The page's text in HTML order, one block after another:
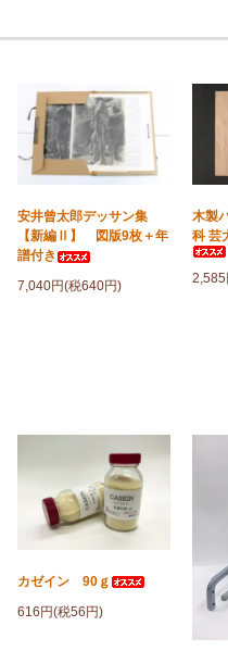
安井曾太郎デッサン集
【新編Ⅱ】 図版9枚＋年
譜付き
7,040円(税640円)
木製
科 芸
カゼイン 90ｇ
616円(税56円)